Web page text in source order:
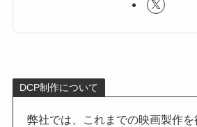
DCP制作について
弊社では、これまでの映画製作